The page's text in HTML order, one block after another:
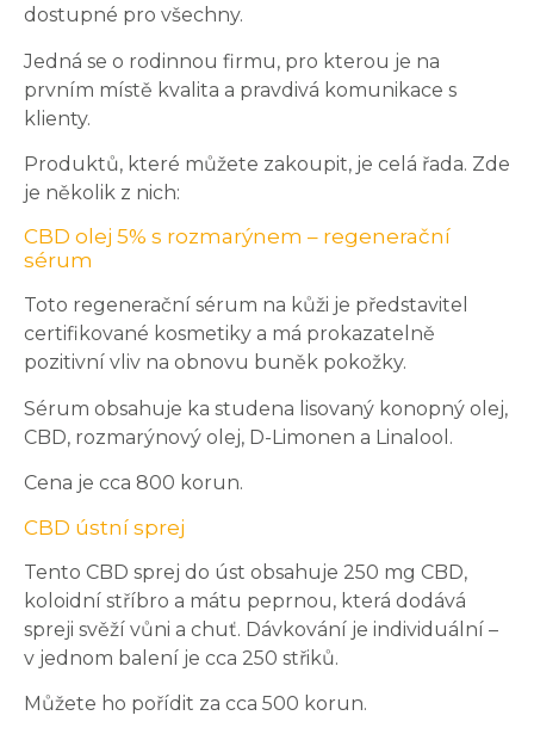
dostupné pro všechny.
Jedná se o rodinnou firmu, pro kterou je na
prvním místě kvalita a pravdivá komunikace s
klienty.
Produktů, které můžete zakoupit, je celá řada. Zde
je několik z nich:
CBD olej 5% s rozmarýnem – regenerační
sérum
Toto regenerační sérum na kůži je představitel
certifikované kosmetiky a má prokazatelně
pozitivní vliv na obnovu buněk pokožky.
Sérum obsahuje ka studena lisovaný konopný olej,
CBD, rozmarýnový olej, D-Limonen a Linalool.
Cena je cca 800 korun.
CBD ústní sprej
Tento CBD sprej do úst obsahuje 250 mg CBD,
koloidní stříbro a mátu peprnou, která dodává
spreji svěží vůni a chuť. Dávkování je individuální –
v jednom balení je cca 250 střiků.
Můžete ho pořídit za cca 500 korun.